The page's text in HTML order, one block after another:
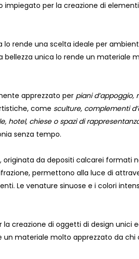
impiegato per la creazione di
rende una scelta ideale per
bellezza unica lo rende un materiale
apprezzato per piani d’appoggio,
come sculture, complementi
hotel, chiese o spazi di
senza tempo.
originata da depositi calcarei formati
permettono alla luce di
Le venature sinuose e i colori
la creazione di oggetti di design unici
un materiale molto apprezzato da